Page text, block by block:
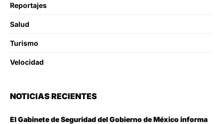
Reportajes
Salud
Turismo
Velocidad
NOTICIAS RECIENTES
El Gabinete de Seguridad del Gobierno de México informa